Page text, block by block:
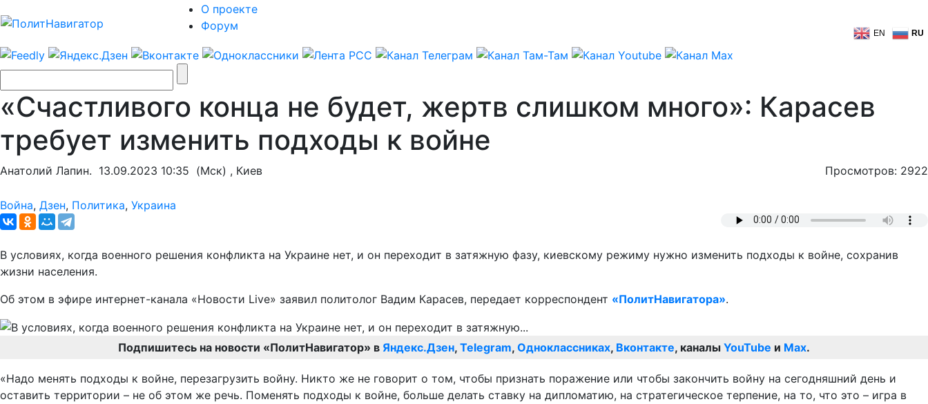
О проекте
Форум
EN RU
«Счастливого конца не будет, жертв слишком много»: Карасев
требует изменить подходы к войне
Анатолий Лапин. 13.09.2023 10:35 (Мск) , Киев Просмотров: 2922
Война, Дзен, Политика, Украина
В условиях, когда военного решения конфликта на Украине нет, и он переходит в затяжную фазу, киевскому режиму нужно изменить подходы к войне, сохранив
жизни населения.
Об этом в эфире интернет-канала «Новости Live» заявил политолог Вадим Карасев, передает корреспондент «ПолитНавигатора».
Подпишитесь на новости «ПолитНавигатор» в Яндекс.Дзен, Telegram, Одноклассниках, Вконтакте, каналы YouTube и Max.
«Надо менять подходы к войне, перезагрузить войну. Никто же не говорит о том, чтобы признать поражение или чтобы закончить войну на сегодняшний день и
оставить территории – не об этом же речь. Поменять подходы к войне, больше делать ставку на дипломатию, на стратегическое терпение, на то, что это – игра в